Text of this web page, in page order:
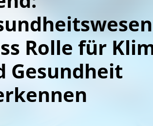
Rolle für
Gesundheit